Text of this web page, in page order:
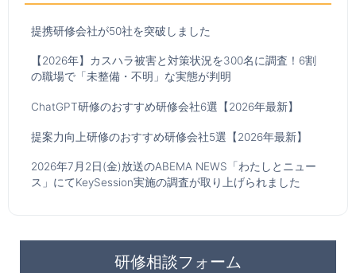
提携研修会社が50社を突破しました
【2026年】カスハラ被害と対策状況を300名に調査！6割
の職場で「未整備・不明」な実態が判明
ChatGPT研修のおすすめ研修会社6選【2026年最新】
提案力向上研修のおすすめ研修会社5選【2026年最新】
2026年7月2日(金)放送のABEMA NEWS「わたしとニュー
ス」にてKeySession実施の調査が取り上げられました
研修相談フォーム